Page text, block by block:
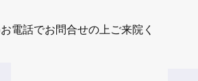
電話でお問合せの上ご来院く